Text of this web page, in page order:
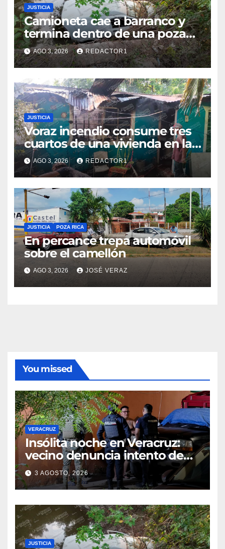
JUSTICIA
Camioneta cae a barranco y
termina dentro de una poza
en Coatzintla; conductor sale
con golpes leves
AGO 3, 2026 REDACTOR1
JUSTICIA
Voraz incendio consume tres
cuartos de una vivienda en la
colonia Manuel Ávila Camacho
AGO 3, 2026 REDACTOR1
JUSTICIA POZA RICA
En percance trepa automóvil
sobre el camellón
AGO 3, 2026 JOSÉ VERAZ
You missed
VERACRUZ
Insólita noche en Veracruz:
vecino denuncia intento de
cateo tras viralizar video
captado por cámaras de
seguridad
3 AGOSTO, 2026
JUSTICIA